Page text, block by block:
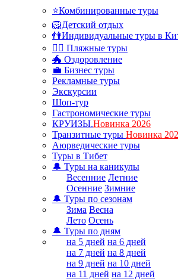
⭐Комбинированные туры
🦁Детский отдых
👫Индивидуальные туры в
🏊‍♂ Пляжные туры
🐲 Оздоровление
💼 Бизнес туры
Рекламные туры
Экскурсии
Шоп-тур
Гастрономические туры
КРУИЗЫ.Новинка 2026
Транзитные туры Новинка
Аюрведические туры
Туры в Тибет
🔔 Туры на каникулы
Весенние Летние
Осенние Зимние
🔔 Туры по сезонам
Зима Весна
Лето Осень
🔔 Туры по дням
на 5 дней на 6 дней
на 7 дней на 8 дней
на 9 дней на 10 дней
на 11 дней на 12 дней